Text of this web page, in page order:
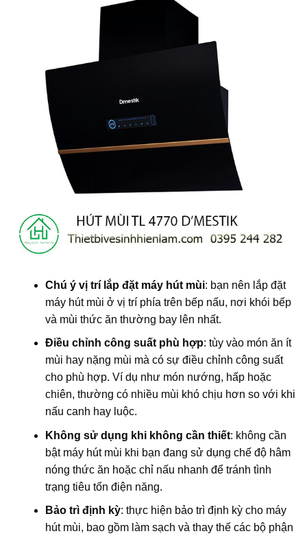
Chú ý vị trí lắp đặt máy hút mùi: bạn nên lắp đặt
máy hút mùi ở vị trí phía trên bếp nấu, nơi khói bếp
và mùi thức ăn thường bay lên nhất.
Điều chỉnh công suất phù hợp: tùy vào món ăn ít
mùi hay nặng mùi mà có sự điều chỉnh công suất
cho phù hợp. Ví dụ như món nướng, hấp hoặc
chiên, thường có nhiều mùi khó chịu hơn so với khi
nấu canh hay luộc.
Không sử dụng khi không cần thiết: không cần
bật máy hút mùi khi bạn đang sử dụng chế độ hâm
nóng thức ăn hoặc chỉ nấu nhanh để tránh tình
trạng tiêu tốn điện năng.
Bảo trì định kỳ: thực hiện bảo trì định kỳ cho máy
hút mùi, bao gồm làm sạch và thay thế các bộ phận